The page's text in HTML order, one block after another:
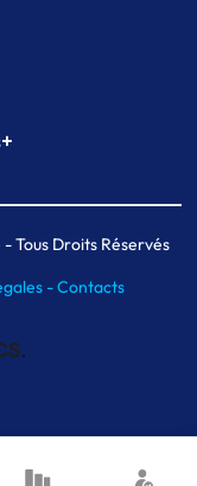
+
Tous Droits Réservés
-Contacts